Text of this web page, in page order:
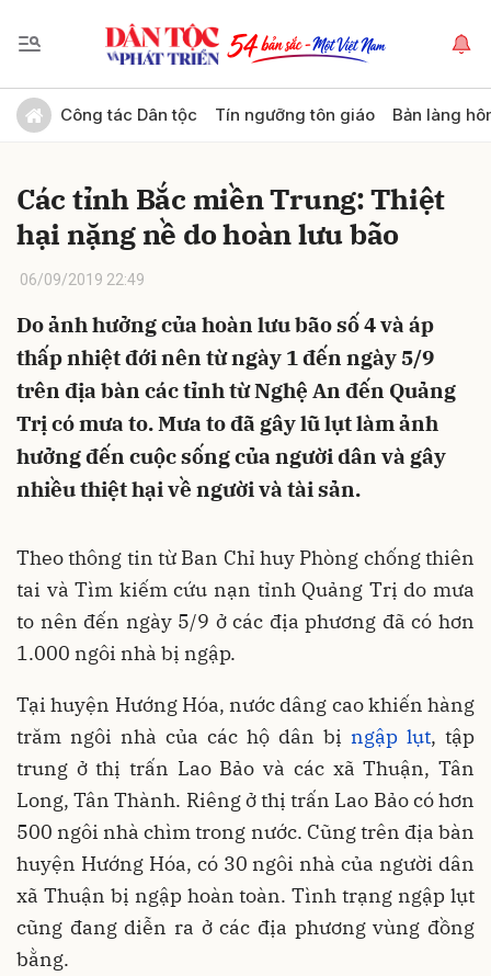
Công tác Dân tộc Tín ngưỡng tôn giáo Bản làng
Các tỉnh Bắc miền Trung: Thiệt
hại nặng nề do hoàn lưu bão
06/09/2019 22:49
Do ảnh hưởng của hoàn lưu bão số 4 và áp
thấp nhiệt đới nên từ ngày 1 đến ngày 5/9
trên địa bàn các tỉnh từ Nghệ An đến Quảng
Trị có mưa to. Mưa to đã gây lũ lụt làm ảnh
hưởng đến cuộc sống của người dân và gây
nhiều thiệt hại về người và tài sản.
Theo thông tin từ Ban Chỉ huy Phòng chống thiên
tai và Tìm kiếm cứu nạn tỉnh Quảng Trị do mưa
to nên đến ngày 5/9 ở các địa phương đã có hơn
1.000 ngôi nhà bị ngập.
Tại huyện Hướng Hóa, nước dâng cao khiến hàng
trăm ngôi nhà của các hộ dân bị ngập lụt, tập
trung ở thị trấn Lao Bảo và các xã Thuận, Tân
Long, Tân Thành. Riêng ở thị trấn Lao Bảo có hơn
500 ngôi nhà chìm trong nước. Cũng trên địa bàn
huyện Hướng Hóa, có 30 ngôi nhà của người dân
xã Thuận bị ngập hoàn toàn. Tình trạng ngập lụt
cũng đang diễn ra ở các địa phương vùng đồng
bằng.
Gửi bình luận
Hủy Gửi